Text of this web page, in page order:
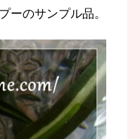
ーのサンプル品。